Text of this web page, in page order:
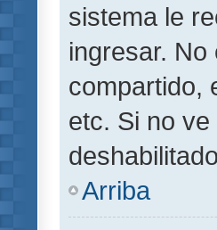
sistema le
ingresar.
compartido,
etc. Si no
Arriba